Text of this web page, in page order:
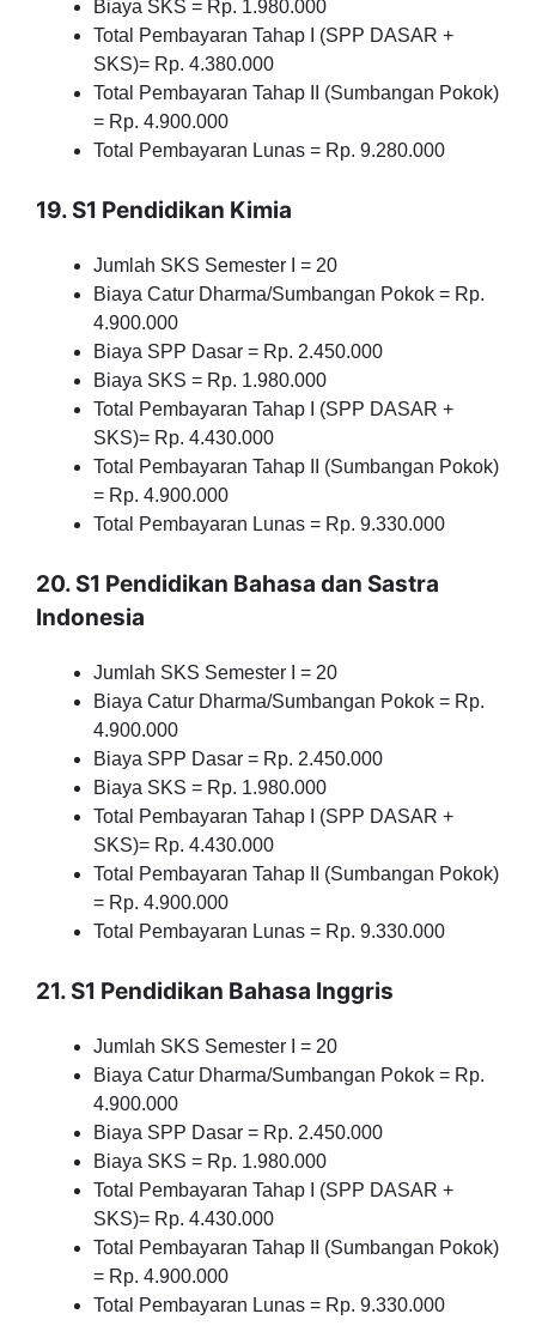
Biaya SKS = Rp. 1.980.000
Total Pembayaran Tahap I (SPP DASAR +
SKS)= Rp. 4.380.000
Total Pembayaran Tahap II (Sumbangan Pokok)
= Rp. 4.900.000
Total Pembayaran Lunas = Rp. 9.280.000
19. S1 Pendidikan Kimia
Jumlah SKS Semester I = 20
Biaya Catur Dharma/Sumbangan Pokok = Rp.
4.900.000
Biaya SPP Dasar = Rp. 2.450.000
Biaya SKS = Rp. 1.980.000
Total Pembayaran Tahap I (SPP DASAR +
SKS)= Rp. 4.430.000
Total Pembayaran Tahap II (Sumbangan Pokok)
= Rp. 4.900.000
Total Pembayaran Lunas = Rp. 9.330.000
20. S1 Pendidikan Bahasa dan Sastra
Indonesia
Jumlah SKS Semester I = 20
Biaya Catur Dharma/Sumbangan Pokok = Rp.
4.900.000
Biaya SPP Dasar = Rp. 2.450.000
Biaya SKS = Rp. 1.980.000
Total Pembayaran Tahap I (SPP DASAR +
SKS)= Rp. 4.430.000
Total Pembayaran Tahap II (Sumbangan Pokok)
= Rp. 4.900.000
Total Pembayaran Lunas = Rp. 9.330.000
21. S1 Pendidikan Bahasa Inggris
Jumlah SKS Semester I = 20
Biaya Catur Dharma/Sumbangan Pokok = Rp.
4.900.000
Biaya SPP Dasar = Rp. 2.450.000
Biaya SKS = Rp. 1.980.000
Total Pembayaran Tahap I (SPP DASAR +
SKS)= Rp. 4.430.000
Total Pembayaran Tahap II (Sumbangan Pokok)
= Rp. 4.900.000
Total Pembayaran Lunas = Rp. 9.330.000